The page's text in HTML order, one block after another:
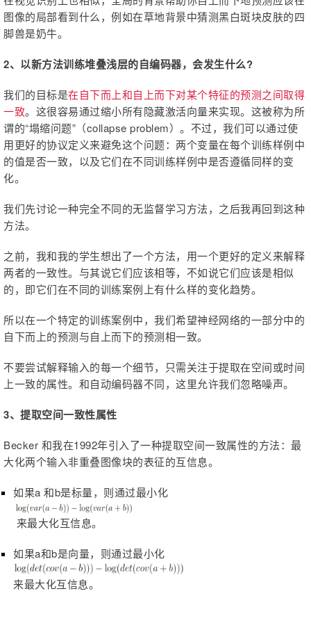
图像的局部看到什么，例如在草地背景中猜测黑白斑块皮肤的四
脚兽是奶牛。
2、以新方法训练堆叠浅层的自编码器，会发生什么?
我们的目标是在自下而上和自上而下对某个特征的预测之间取得
一致。这很容易通过缩小所有隐藏激活向量来实现。这被称为所
谓的“塌缩问题”（collapse problem）。不过，我们可以通过使
用更好的协议定义来避免这个问题：两个变量在每个训练样例中
的值是否一致，以及它们在不同训练样例中是否遵循同样的变
化。
我们先讨论一种完全不同的无监督学习方法，之后我再回到这种
方法。
之前，我和我的学生想出了一个方法，用一个更好的定义来解释
两者的一致性。与其说它们应该相等，不如说它们应该是相似
的，即它们在不同的训练案例上有什么样的变化趋势。
所以在一个特定的训练案例中，我们希望神经网络的一部分中的
自下而上的预测与自上而下的预测相一致。
不要尝试解释输入的每一个细节，只需关注于提取在空间或时间
上一致的属性。和自动编码器不同，这里允许我们忽略噪声。
3、提取空间一致性属性
Becker 和我在1992年引入了一种提取空间一致属性的方法：最
大化两个输入非重叠图像块的表征的互信息。
如果a 和b是标量，则通过最小化
来最大化互信息。
如果a和b是向量，则通过最小化
来最大化互信息。